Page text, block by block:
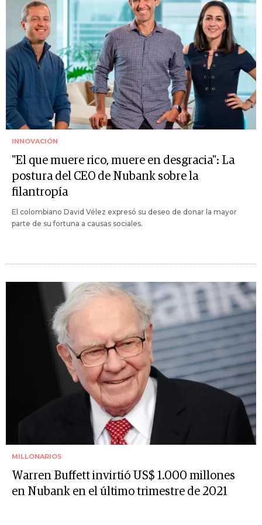
INNOVACIÓN
"El que muere rico, muere en desgracia": La
postura del CEO de Nubank sobre la
filantropía
El colombiano David Vélez expresó su deseo de donar la mayor
parte de su fortuna a causas sociales.
MILLONARIOS
Warren Buffett invirtió US$ 1.000 millones
en Nubank en el último trimestre de 2021